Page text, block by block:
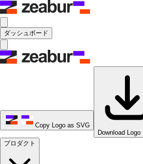
ダッシュボード
Copy Logo as SVG
Download
プロダクト